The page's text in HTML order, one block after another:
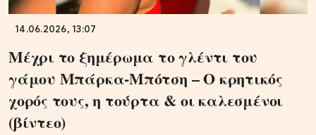
14.06.2026, 13:07
Μέχρι το ξημέρωμα το γλέντι του
γάμου Μπάρκα-Μπότση – Ο κρητικός
χορός τους, η τούρτα & οι καλεσμένοι
(βίντεο)